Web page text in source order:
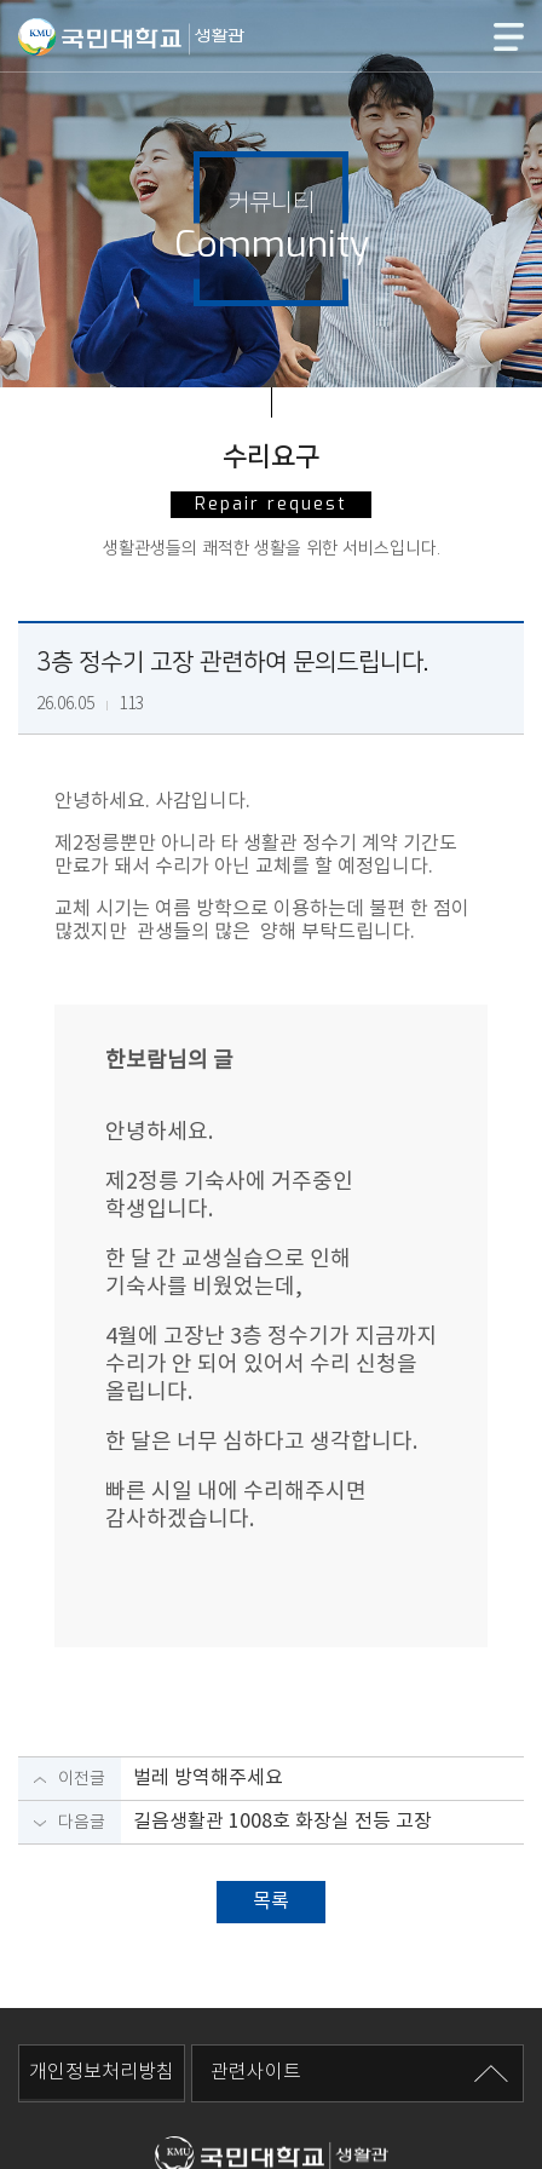
커뮤니티
Community
수리요구
Repair request
생활관생들의 쾌적한 생활을 위한 서비스입니다.
3층 정수기 고장 관련하여 문의드립니다.
26.06.05 113
안녕하세요. 사감입니다.
제2정릉뿐만 아니라 타 생활관 정수기 계약 기간도
만료가 돼서 수리가 아닌 교체를 할 예정입니다.
교체 시기는 여름 방학으로 이용하는데 불편 한 점이
많겠지만 관생들의 많은 양해 부탁드립니다.
한보람님의 글
안녕하세요.
제2정릉 기숙사에 거주중인
학생입니다.
한 달 간 교생실습으로 인해
기숙사를 비웠었는데,
4월에 고장난 3층 정수기가 지금까지
수리가 안 되어 있어서 수리 신청을
올립니다.
한 달은 너무 심하다고 생각합니다.
빠른 시일 내에 수리해주시면
감사하겠습니다.
이전글 벌레 방역해주세요
다음글 길음생활관 1008호 화장실 전등 고장
목록
개인정보처리방침 관련사이트